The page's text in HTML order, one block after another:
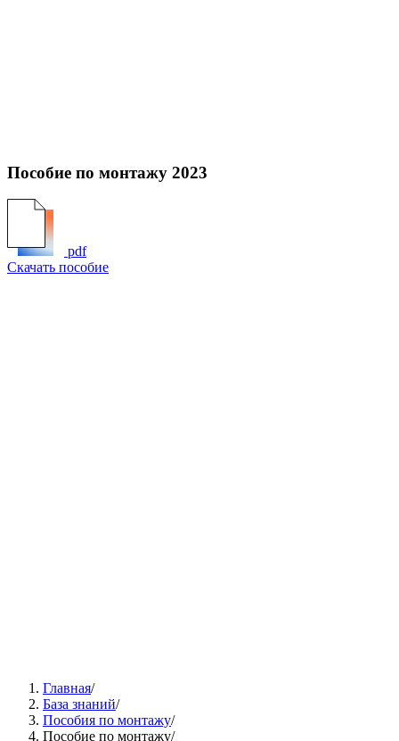
Пособие по монтажу 2023
pdf
Скачать пособие
Главная/
База знаний/
Пособия по монтажу/
Пособие по монтажу/